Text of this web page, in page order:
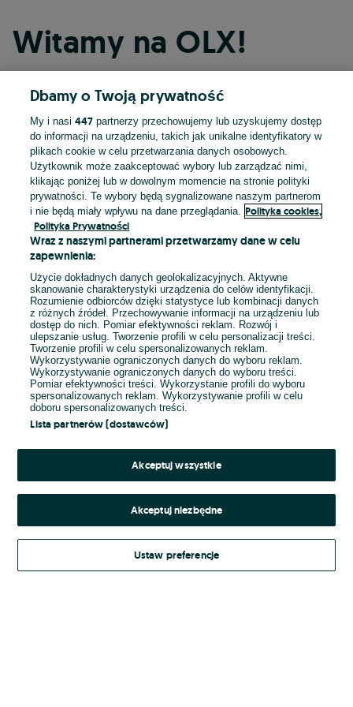
Witamy na OLX!
Kontynuuj przez Facebooka
Kontynuuj przez konto Apple
Kontynuuj przez konto Google
LUB
E-mail
Hasło
Kontynuując za pośrednictwem jednego z dostawców wskazanych powyżej,
Regulamin serwisu OLX.pl w jego aktualnym brzmieniu.
Dbamy o Twoją prywatność
My i nasi447 partnerzy przechowujemy lub uzyskujemy dostęp
do informacji na urządzeniu, takich jak unikalne identyfikatory w
plikach cookie w celu przetwarzania danych osobowych.
Użytkownik może zaakceptować wybory lub zarządzać nimi,
klikając poniżej lub w dowolnym momencie na stronie polityki
prywatności. Te wybory będą sygnalizowane naszym partnerom
i nie będą miały wpływu na dane przeglądania.
Polityka cookies,
Polityka Prywatności
Wraz z naszymi partnerami przetwarzamy dane w celu
zapewnienia:
Użycie dokładnych danych geolokalizacyjnych. Aktywne
skanowanie charakterystyki urządzenia do celów identyfikacji.
Rozumienie odbiorców dzięki statystyce lub kombinacji danych
z różnych źródeł. Przechowywanie informacji na urządzeniu lub
dostęp do nich. Pomiar efektywności reklam. Rozwój i
ulepszanie usług. Tworzenie profili w celu personalizacji treści.
Tworzenie profili w celu spersonalizowanych reklam.
Wykorzystywanie ograniczonych danych do wyboru reklam.
Wykorzystywanie ograniczonych danych do wyboru treści.
Pomiar efektywności treści. Wykorzystanie profili do wyboru
spersonalizowanych reklam. Wykorzystywanie profili w celu
doboru spersonalizowanych treści.
Lista partnerów (dostawców)
Akceptuj wszystkie
Akceptuj niezbędne
Ustaw preferencje